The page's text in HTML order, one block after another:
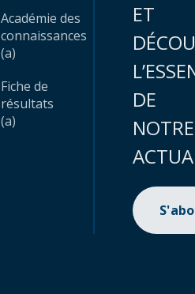
Académie des
connaissances
(a)
Fiche de
résultats
(a)
ET
DE
NOTRE